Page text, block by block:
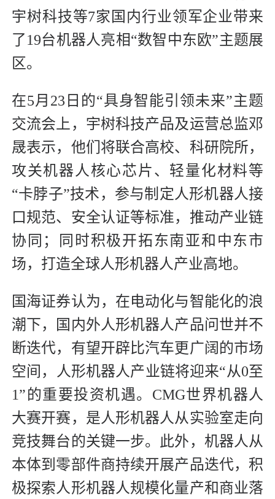
宇树科技等7家国内行业领军企业带来
了19台机器人亮相“数智中东欧”主题展
区。
在5月23日的“具身智能引领未来”主题
交流会上，宇树科技产品及运营总监邓
晟表示，他们将联合高校、科研院所，
攻关机器人核心芯片、轻量化材料等
“卡脖子”技术，参与制定人形机器人接
口规范、安全认证等标准，推动产业链
协同；同时积极开拓东南亚和中东市
场，打造全球人形机器人产业高地。
国海证券认为，在电动化与智能化的浪
潮下，国内外人形机器人产品问世并不
断迭代，有望开辟比汽车更广阔的市场
空间，人形机器人产业链将迎来“从0至
1”的重要投资机遇。CMG世界机器人
大赛开赛，是人形机器人从实验室走向
竞技舞台的关键一步。此外，机器人从
本体到零部件商持续开展产品迭代，积
极探索人形机器人规模化量产和商业落